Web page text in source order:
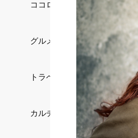
ココロ/カラダ
グルメ
トラベル
カルチャー/エンタメ